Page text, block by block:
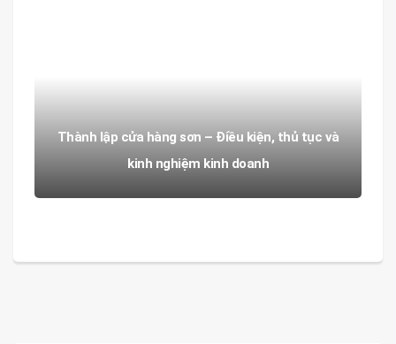
Thành lập cửa hàng sơn – Điều kiện, thủ tục và
kinh nghiệm kinh doanh